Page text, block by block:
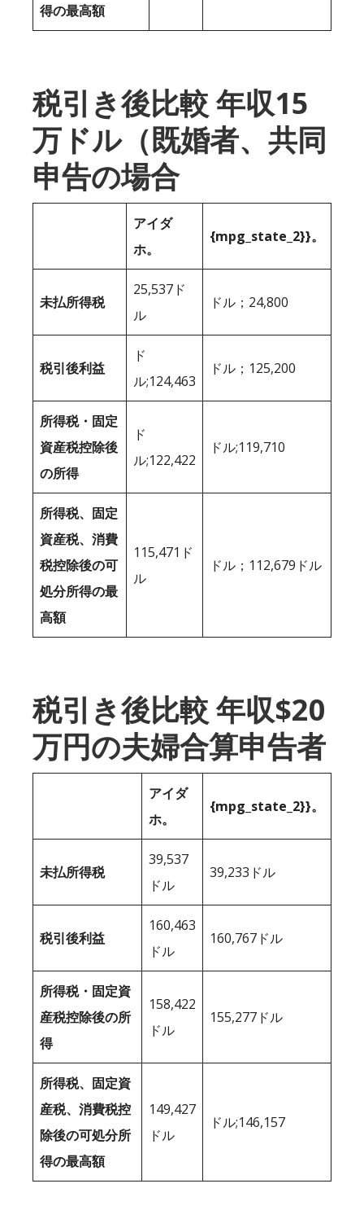
得の最高額
税引き後比較 年収15
万ドル（既婚者、共同
申告の場合
アイダ
ホ。
{mpg_state_2}}。
未払所得税
25,537ド
ル
ドル；24,800
税引後利益
ド
ル;124,463
ドル；125,200
所得税・固定
資産税控除後
の所得
ド
ル;122,422
ドル;119,710
所得税、固定
資産税、消費
税控除後の可
処分所得の最
高額
115,471ド
ル
ドル；112,679ドル
税引き後比較 年収$20
万円の夫婦合算申告者
アイダ
ホ。
{mpg_state_2}}。
未払所得税
39,537
ドル
39,233ドル
税引後利益
160,463
ドル
160,767ドル
所得税・固定資
産税控除後の所
得
158,422
ドル
155,277ドル
所得税、固定資
産税、消費税控
除後の可処分所
得の最高額
149,427
ドル
ドル;146,157